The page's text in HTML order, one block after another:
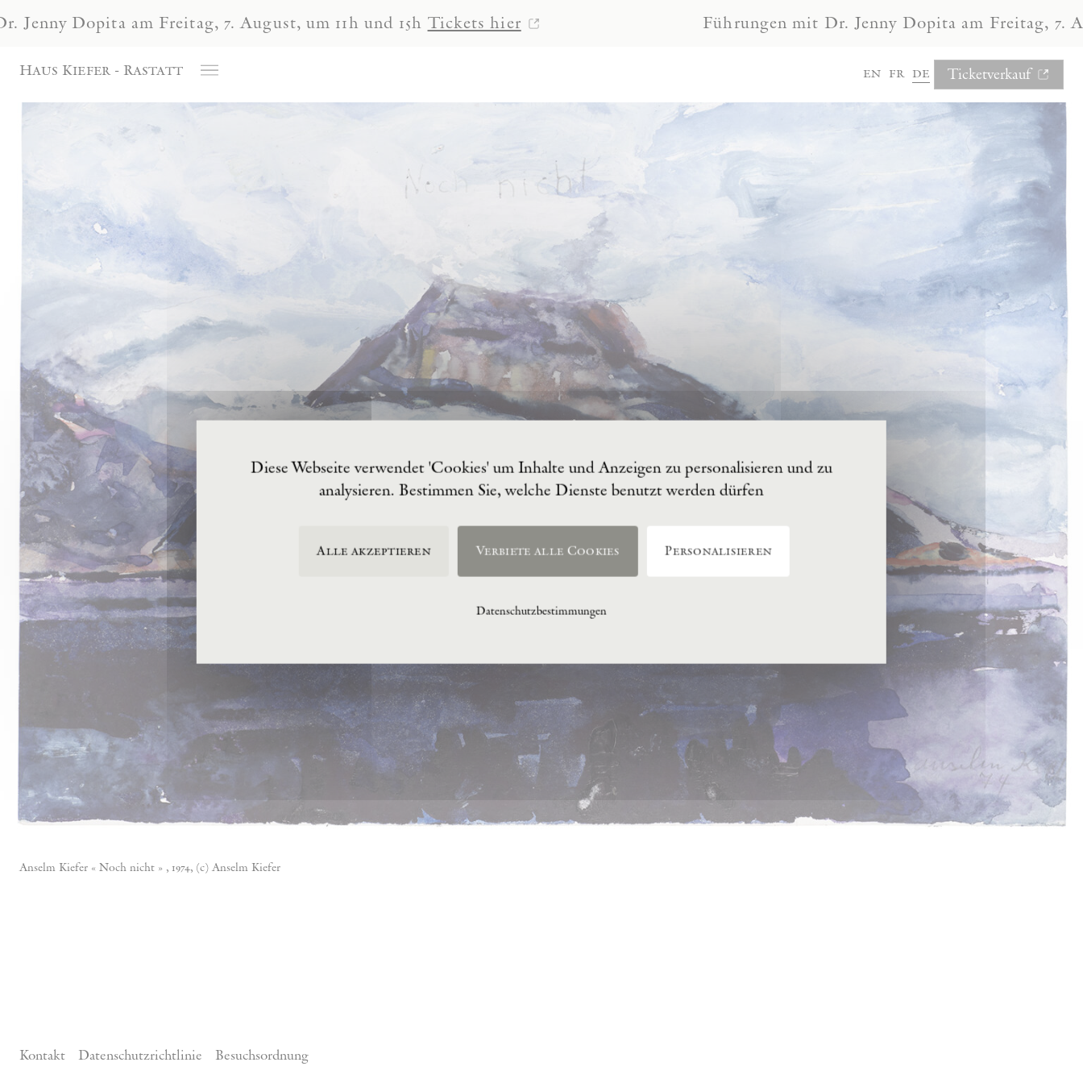
am Freitag, 7. August, um 11h und 15hTickets hier Führungen mit Dr. Jenny Dopita am Freitag, 7. August,
Haus Kiefer - Rastatt en fr de Ticketverkauf
Anselm Kiefer « Noch nicht » , 1974, (c) Anselm Kiefer
Kontakt Datenschutzrichtlinie Besuchsordnung
Diese Webseite verwendet 'Cookies' um Inhalte und Anzeigen zu personalisieren und zu
analysieren. Bestimmen Sie, welche Dienste benutzt werden dürfen
Alle akzeptieren Verbiete alle Cookies Personalisieren
Datenschutzbestimmungen